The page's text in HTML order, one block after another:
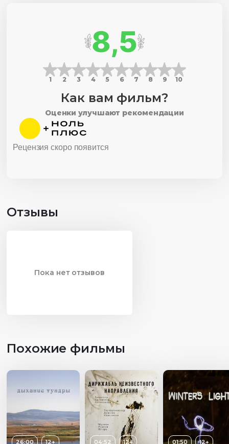
8,5
1 2 3 4 5 6 7 8 9 10
Как вам фильм?
Оценки улучшают рекомендации
Рецензия скоро появится
Отзывы
Пока нет отзывов
Похожие фильмы
26:00 12+
Возраст 12+ 04:52 12+ 01:50 12+